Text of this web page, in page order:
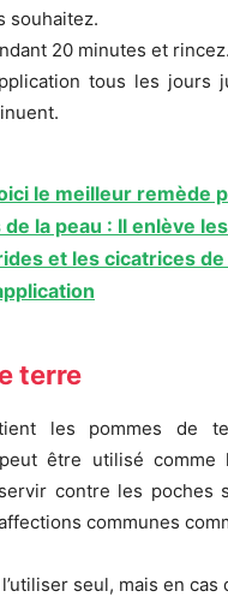
souhaitez.
20 minutes et rincez.
tous les jours
le meilleur remède
la peau : Il enlève
et les cicatrices de
terre
les pommes de
être utilisé comme
contre les poches
communes
seul, mais en cas